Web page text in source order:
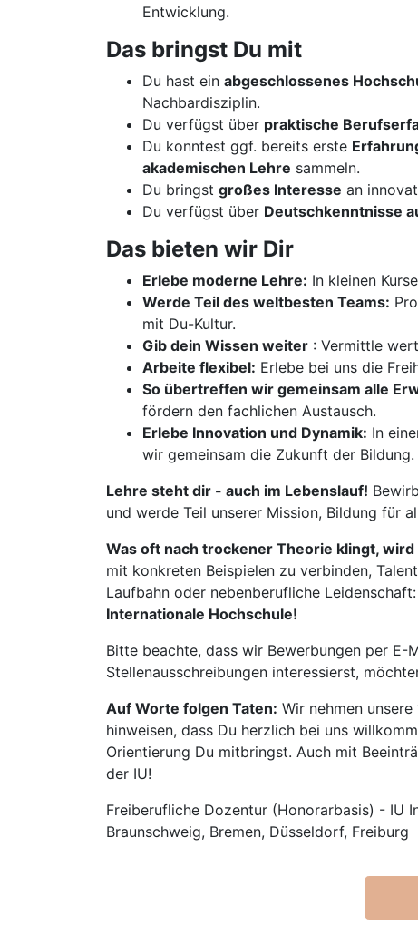
Entwicklung.
Das bringst Du mit
Du hast ein abgeschlossenes
Nachbardisziplin.
Du verfügst über praktische
Du konntest ggf. bereits erste
akademischen Lehre sammeln.
Du bringst großes Interesse an
Du verfügst über Deutschkenntnisse
Das bieten wir Dir
Erlebe moderne Lehre: In kleinen
Werde Teil des weltbesten Teams:
mit Du-Kultur.
Gib dein Wissen weiter : Vermittle
Arbeite flexibel: Erlebe bei uns die
So übertreffen wir gemeinsam alle
fördern den fachlichen Austausch.
Erlebe Innovation und Dynamik: In
wir gemeinsam die Zukunft der Bildung.
Lehre steht dir - auch im Lebenslauf!
und werde Teil unserer Mission, Bildung für
Was oft nach trockener Theorie klingt,
mit konkreten Beispielen zu verbinden,
Laufbahn oder nebenberufliche
Internationale Hochschule!
Bitte beachte, dass wir Bewerbungen per E-
Stellenausschreibungen interessierst,
Auf Worte folgen Taten: Wir nehmen
hinweisen, dass Du herzlich bei uns
Orientierung Du mitbringst. Auch mit
der IU!
Freiberufliche Dozentur (Honorarbasis) - IU
Braunschweig, Bremen, Düsseldorf, Freiburg